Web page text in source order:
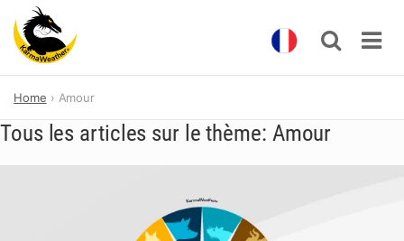
content
Home Amour
Tous les articles sur le thème: Amour